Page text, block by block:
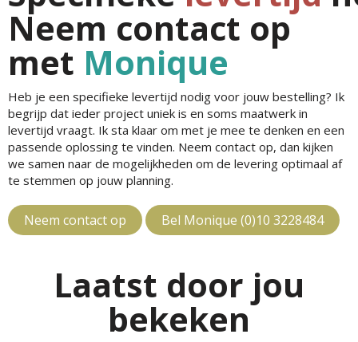
Neem contact op
met Monique
Heb je een specifieke levertijd nodig voor jouw bestelling? Ik
begrijp dat ieder project uniek is en soms maatwerk in
levertijd vraagt. Ik sta klaar om met je mee te denken en een
passende oplossing te vinden. Neem contact op, dan kijken
we samen naar de mogelijkheden om de levering optimaal af
te stemmen op jouw planning.
Neem contact op Bel Monique (0)10 3228484
Laatst door jou
bekeken